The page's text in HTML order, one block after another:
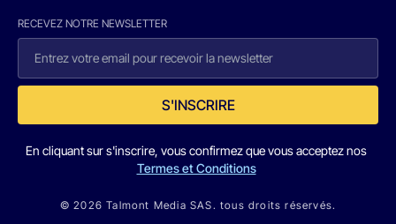
RECEVEZ NOTRE NEWSLETTER
S'INSCRIRE
En cliquant sur s'inscrire, vous confirmez que vous acceptez nos
Termes et Conditions
© 2026 Talmont Media SAS. tous droits réservés.